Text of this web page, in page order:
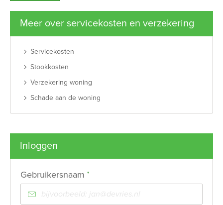
Meer over servicekosten en verzekering
Servicekosten
Stookkosten
Verzekering woning
Schade aan de woning
Inloggen
Gebruikersnaam *